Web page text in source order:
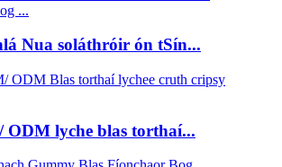
Nua soláthróir ón tSín...
ODM lyche blas torthaí...